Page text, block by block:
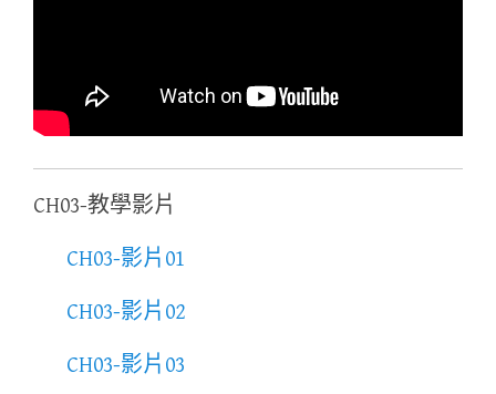
CH03-教學影片
CH03-影片01
CH03-影片02
CH03-影片03